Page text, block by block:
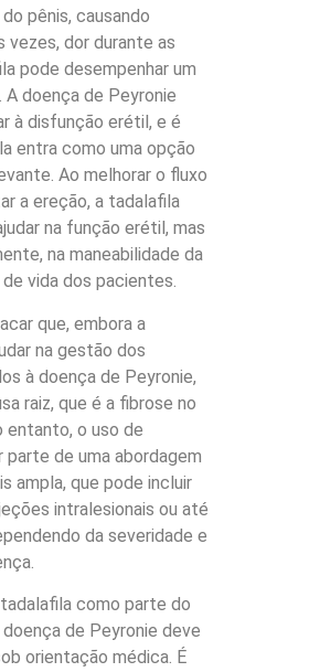
pênis, causando
vezes, dor durante as
pode desempenhar um
doença de Peyronie
à disfunção erétil, e é
entra como uma opção
Ao melhorar o fluxo
a ereção, a tadalafila
na função erétil, mas
na maneabilidade da
vida dos pacientes.
que, embora a
na gestão dos
à doença de Peyronie,
raiz, que é a fibrose no
entanto, o uso de
de uma abordagem
ampla, que pode incluir
intralesionais ou até
da severidade e
como parte do
de Peyronie deve
orientação médica. É